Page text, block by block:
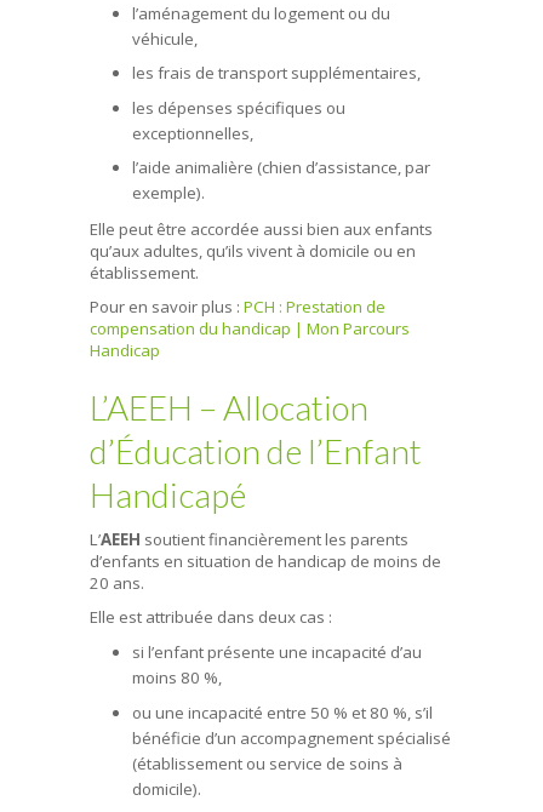
l’aménagement du logement ou du
véhicule,
les frais de transport supplémentaires,
les dépenses spécifiques ou
exceptionnelles,
l’aide animalière (chien d’assistance, par
exemple).
Elle peut être accordée aussi bien aux enfants
qu’aux adultes, qu’ils vivent à domicile ou en
établissement.
Pour en savoir plus : PCH : Prestation de
compensation du handicap | Mon Parcours
Handicap
L’AEEH – Allocation
d’Éducation de l’Enfant
Handicapé
L’AEEH soutient financièrement les parents
d’enfants en situation de handicap de moins de
20 ans.
Elle est attribuée dans deux cas :
si l’enfant présente une incapacité d’au
moins 80 %,
ou une incapacité entre 50 % et 80 %, s’il
bénéficie d’un accompagnement spécialisé
(établissement ou service de soins à
domicile).